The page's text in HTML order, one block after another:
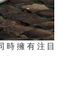
時擁有注目